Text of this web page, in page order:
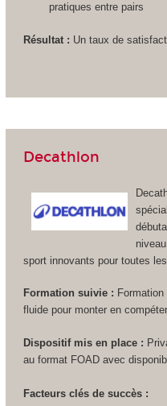
pratiques entre pairs
Résultat : Un taux de
Decathlon
sport innovants pour toutes
Formation suivie :
fluide pour monter en
Dispositif mis en place :
au format FOAD avec
Facteurs clés de succès :